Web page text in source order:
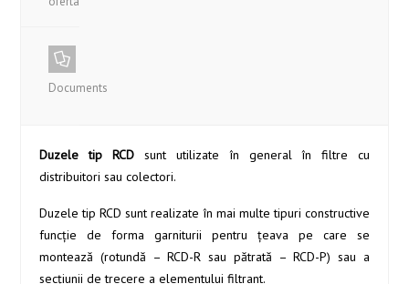
Documents
Duzele tip RCD sunt utilizate în general în filtre cu
distribuitori sau colectori.
Duzele tip RCD sunt realizate în mai multe tipuri constructive
funcţie de forma garniturii pentru ţeava pe care se
montează (rotundă – RCD-R sau pătrată – RCD-P) sau a
secţiunii de trecere a elementului filtrant.